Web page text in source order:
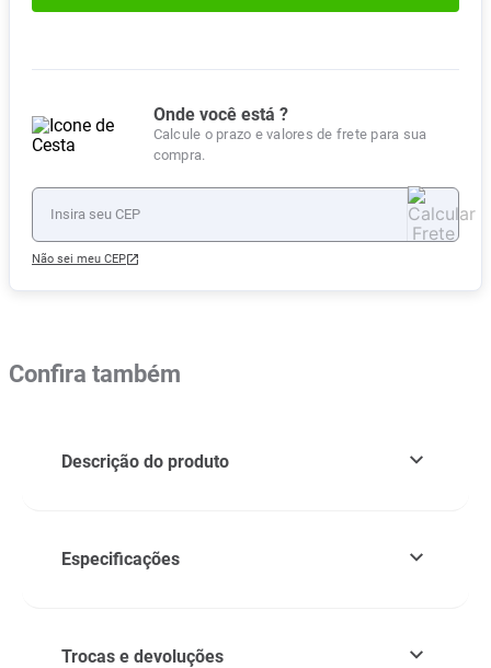
Onde você está ?
Calcule o prazo e valores de frete para sua
compra.
Não sei meu CEP
Confira também
Descrição do produto
Especificações
Trocas e devoluções